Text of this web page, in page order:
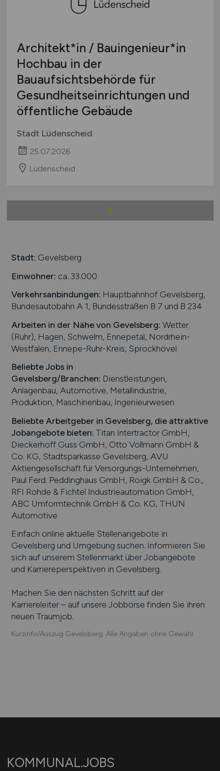
Architekt*in / Bauingenieur*in
Hochbau in der
Bauaufsichtsbehörde für
Gesundheitseinrichtungen und
öffentliche Gebäude
Stadt Lüdenscheid
25.07.2026
Lüdenscheid
1
Stadt: Gevelsberg
Einwohner: ca. 33.000
Verkehrsanbindungen: Hauptbahnhof Gevelsberg,
Bundesautobahn A 1, Bundesstraßen B 7 und B 234
Arbeiten in der Nähe von Gevelsberg: Wetter
(Ruhr), Hagen, Schwelm, Ennepetal, Nordrhein-
Westfalen, Ennepe-Ruhr-Kreis, Sprockhövel
Beliebte Jobs in
Gevelsberg/Branchen: Dienstleistungen,
Anlagenbau, Automotive, Metallindustrie,
Produktion, Maschinenbau, Ingenieurwesen
Beliebte Arbeitgeber in Gevelsberg, die attraktive
Jobangebote bieten: Titan Intertractor GmbH,
Dieckerhoff Guss GmbH, Otto Vollmann GmbH &
Co. KG, Stadtsparkasse Gevelsberg, AVU
Aktiengesellschaft für Versorgungs-Unternehmen,
Paul Ferd. Peddinghaus GmbH, Roigk GmbH & Co.,
RFI Rohde & Fichtel Industrieautomation GmbH,
ABC Umformtechnik GmbH & Co. KG, THUN
Automotive
Einfach online aktuelle Stellenangebote in
Gevelsberg und Umgebung suchen. Informieren Sie
sich auf unserem Stellenmarkt über Jobangebote
und Karriereperspektiven in Gevelsberg.
Machen Sie den nächsten Schritt auf der
Karriereleiter – auf unsere Jobbörse finden Sie ihren
neuen Traumjob.
Kurzinfo/Auszug Gevelsberg. Alle Angaben ohne Gewähr.
KOMMUNAL.JOBS